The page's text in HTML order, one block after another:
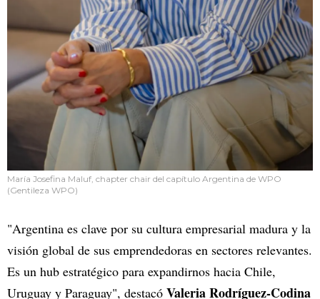
María Josefina Maluf, chapter chair del capítulo Argentina de WPO
(Gentileza WPO)
"Argentina es clave por su cultura empresarial madura y la
visión global de sus emprendedoras en sectores relevantes.
Es un hub estratégico para expandirnos hacia Chile,
Uruguay y Paraguay", destacó Valeria Rodríguez-Codina